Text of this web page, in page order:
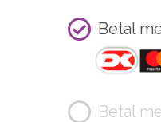
Betal
Betal